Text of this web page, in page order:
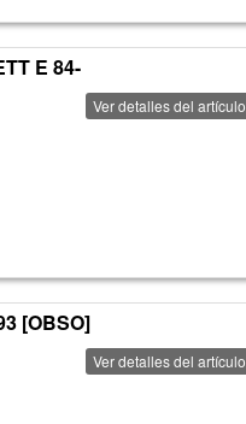
E 84-
Ver detalles del artículo
[OBSO]
Ver detalles del artículo